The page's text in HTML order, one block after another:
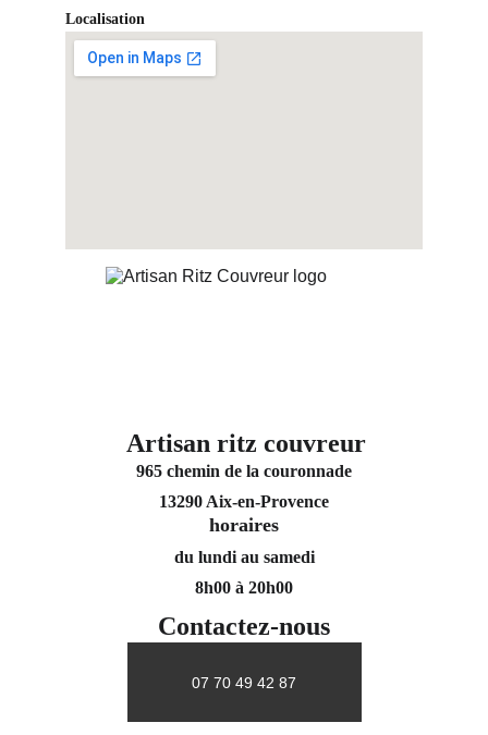
Localisation
Contactez-nous
07 70 49 42 87
Artisan ritz couvreur
965 chemin de la couronnade
13290 Aix-en-Provence
horaires
du lundi au samedi
8h00 à 20h00